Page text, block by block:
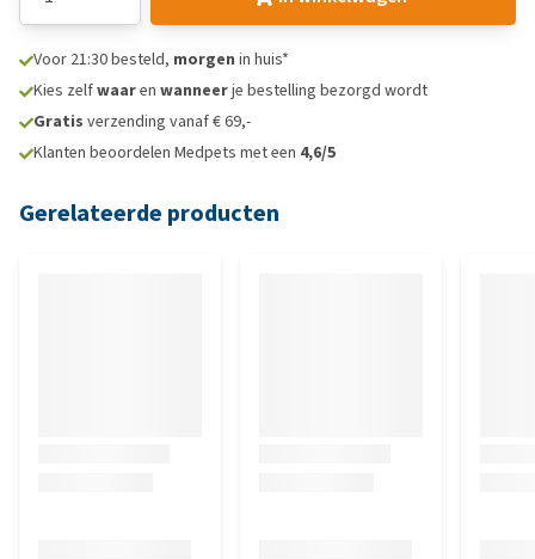
Voor 21:30 besteld, morgen in huis*
Kies zelfwaaren wanneerje bestelling bezorgd wordt
Gratis verzending vanaf € 69,-
Klanten beoordelen Medpets met een 4,6/5
Gerelateerde producten